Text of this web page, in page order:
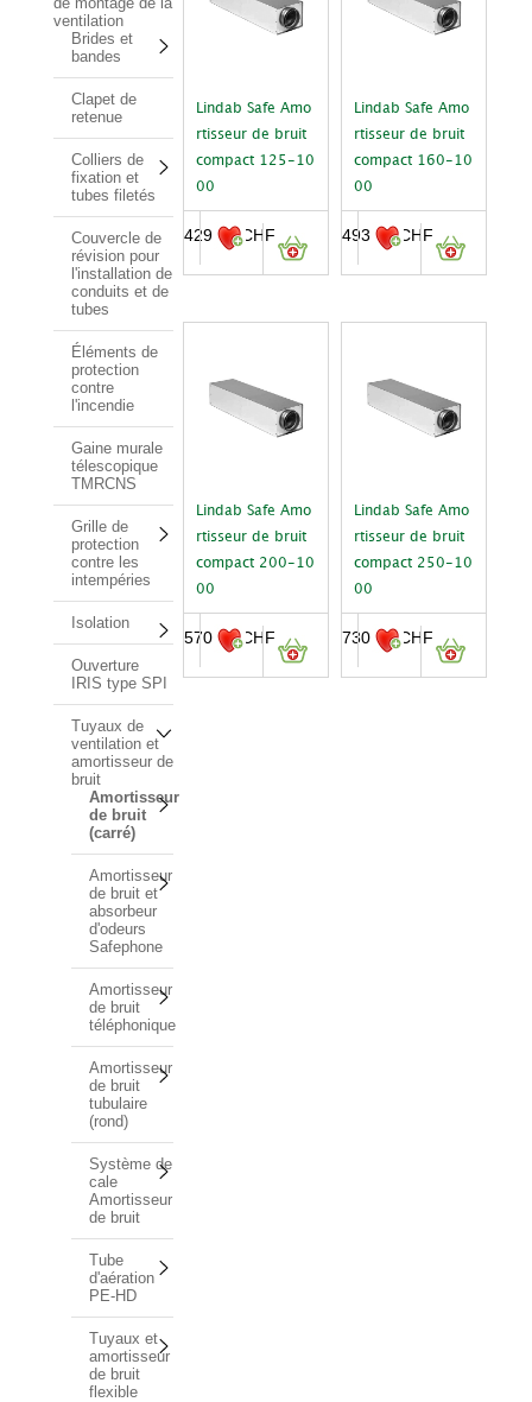
ventilation
Brides et
bandes
Clapet de
retenue
Colliers de
fixation et
tubes filetés
Couvercle de
révision pour
l'installation de
conduits et de
tubes
Éléments de
protection
contre
l'incendie
Gaine murale
télescopique
TMRCNS
Grille de
protection
contre les
intempéries
Isolation
Ouverture
IRIS type SPI
Tuyaux de
ventilation et
amortisseur de
bruit
Amortisseur
de bruit
(carré)
Amortisseur
de bruit et
absorbeur
d'odeurs
Safephone
Amortisseur
de bruit
téléphonique
Amortisseur
de bruit
tubulaire
(rond)
Système de
cale
Amortisseur
de bruit
Tube
d'aération
PE-HD
Tuyaux et
amortisseur
de bruit
flexible
Lindab Safe Amo
rtisseur de bruit
compact 125-10
00
429.00CHF
Lindab Safe Amo
rtisseur de bruit
compact 160-10
00
493.00CHF
Lindab Safe Amo
rtisseur de bruit
compact 200-10
00
570.00CHF
Lindab Safe Amo
rtisseur de bruit
compact 250-10
00
730.00CHF